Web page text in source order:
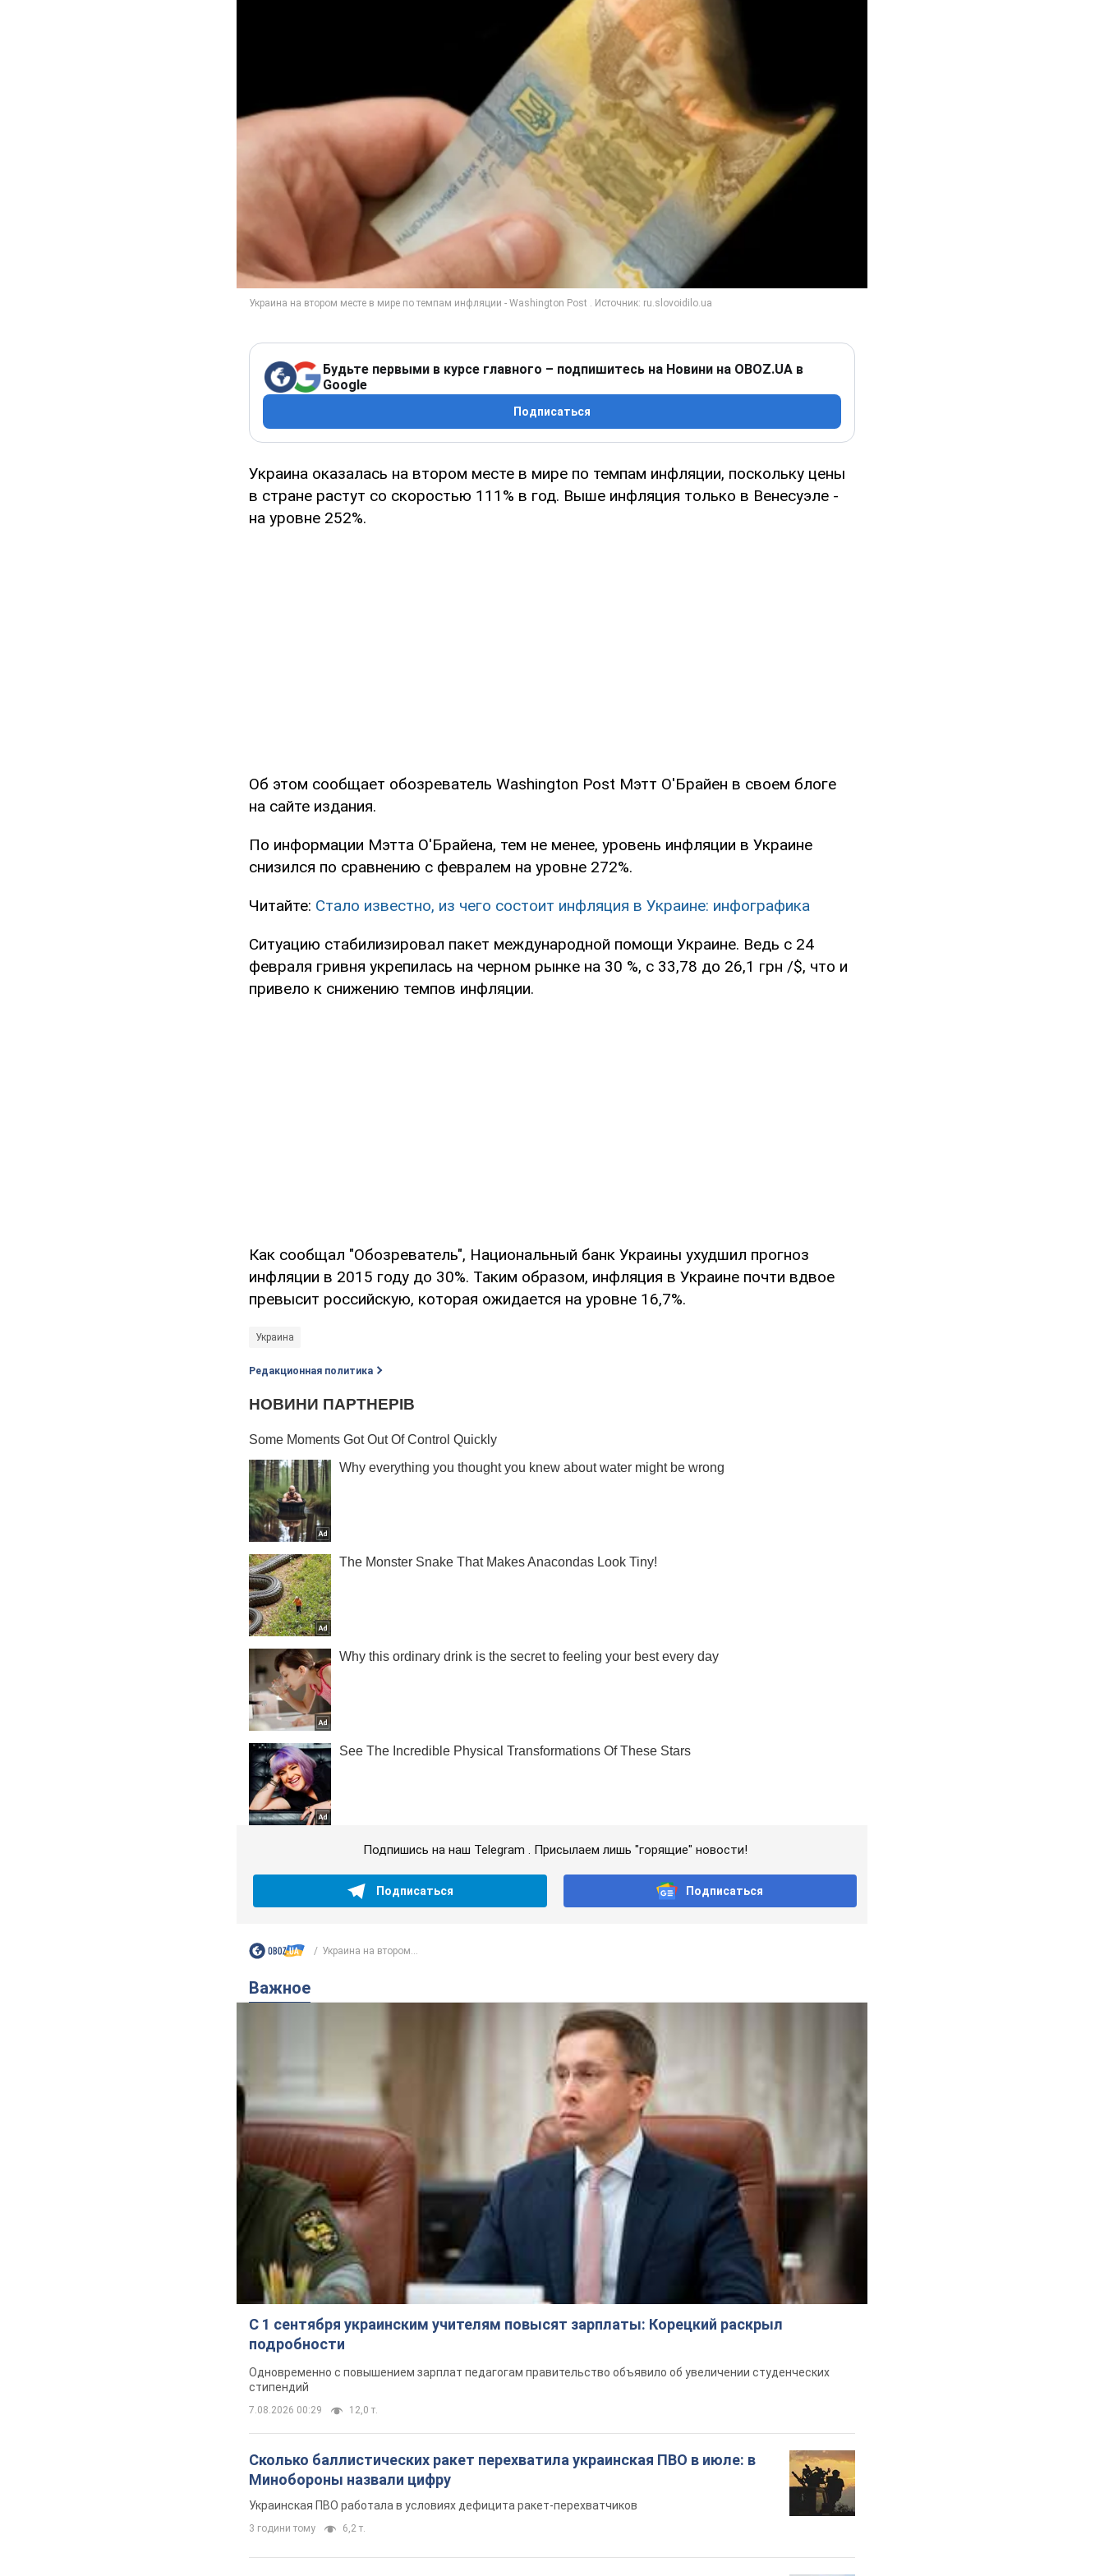
Будьте первыми в курсе главного – подпишитесь на Новини на OBOZ.UA в
Google
Подписаться
Украина оказалась на втором месте в мире по темпам инфляции, поскольку цены
в стране растут со скоростью 111% в год. Выше инфляция только в Венесуэле -
на уровне 252%.
Об этом сообщает обозреватель Washington Post Мэтт О'Брайен в своем блоге
на сайте издания.
По информации Мэтта О'Брайена, тем не менее, уровень инфляции в Украине
снизился по сравнению с февралем на уровне 272%.
Читайте: Стало известно, из чего состоит инфляция в Украине: инфографика
Ситуацию стабилизировал пакет международной помощи Украине. Ведь с 24
февраля гривня укрепилась на черном рынке на 30 %, с 33,78 до 26,1 грн /$, что и
привело к снижению темпов инфляции.
Как сообщал "Обозреватель", Национальный банк Украины ухудшил прогноз
инфляции в 2015 году до 30%. Таким образом, инфляция в Украине почти вдвое
превысит российскую, которая ожидается на уровне 16,7%.
Украина
Редакционная политика
Подпишись на наш Telegram . Присылаем лишь "горящие" новости!
Подписаться Подписаться
Украина на втором...
Важное
С 1 сентября украинским учителям повысят зарплаты: Корецкий раскрыл
подробности
Одновременно с повышением зарплат педагогам правительство объявило об увеличении студенческих
стипендий
7.08.2026 00:29 12,0 т.
Сколько баллистических ракет перехватила украинская ПВО в июле: в
Минобороны назвали цифру
Украинская ПВО работала в условиях дефицита ракет-перехватчиков
3 години тому 6,2 т.